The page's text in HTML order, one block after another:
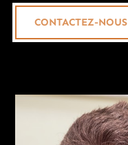
CONTACTEZ-NOUS